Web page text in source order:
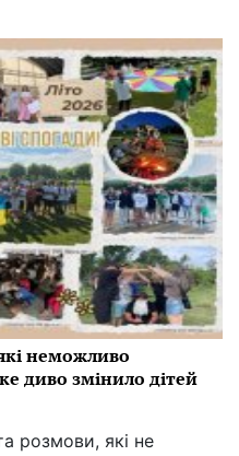
неможливо
диво змінило дітей
розмови, які не